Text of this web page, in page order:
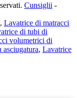
Cunsiglii -
, Lavatrice di matracci
di tubi di
volumetrici di
, Lavatrice